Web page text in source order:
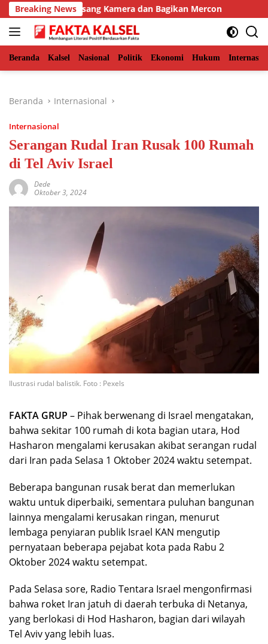
Langsung
ke
konten
Breaking News
Pasang Kamera dan Bagikan Mercon
Beranda Kalsel Nasional Politik Ekonomi Hukum
Beranda Internasional
Internasional
Serangan Rudal Iran Rusak 100 Rumah
di Tel Aviv Israel
Dede
Oktober 3, 2024
Ilustrasi rudal balistik. Foto : Pexels
FAKTA GRUP – Pihak berwenang di Israel mengatakan,
bahwa sekitar 100 rumah di kota bagian utara, Hod
Hasharon mengalami kerusakan akibat serangan rudal
dari Iran pada Selasa 1 Oktober 2024 waktu setempat.
Beberapa bangunan rusak berat dan memerlukan
waktu untuk diperbaiki, sementara puluhan bangunan
lainnya mengalami kerusakan ringan, menurut
lembaga penyiaran publik Israel KAN mengutip
pernyataan beberapa pejabat kota pada Rabu 2
Oktober 2024 waktu setempat.
Pada Selasa sore, Radio Tentara Israel mengonfirmasi
bahwa roket Iran jatuh di daerah terbuka di Netanya,
yang berlokasi di Hod Hasharon, bagian dari wilayah
Tel Aviv yang lebih luas.